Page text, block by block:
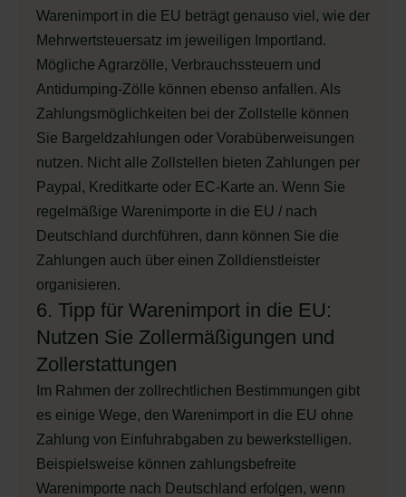
Warenimport in die EU beträgt genauso viel, wie der
Mehrwertsteuersatz im jeweiligen Importland.
Mögliche Agrarzölle, Verbrauchssteuern und
Antidumping-Zölle können ebenso anfallen. Als
Zahlungsmöglichkeiten bei der Zollstelle können
Sie Bargeldzahlungen oder Vorabüberweisungen
nutzen. Nicht alle Zollstellen bieten Zahlungen per
Paypal, Kreditkarte oder EC-Karte an. Wenn Sie
regelmäßige Warenimporte in die EU / nach
Deutschland durchführen, dann können Sie die
Zahlungen auch über einen Zolldienstleister
organisieren.
6. Tipp für Warenimport in die EU:
Nutzen Sie Zollermäßigungen und
Zollerstattungen
Im Rahmen der zollrechtlichen Bestimmungen gibt
es einige Wege, den Warenimport in die EU ohne
Zahlung von Einfuhrabgaben zu bewerkstelligen.
Beispielsweise können zahlungsbefreite
Warenimporte nach Deutschland erfolgen, wenn